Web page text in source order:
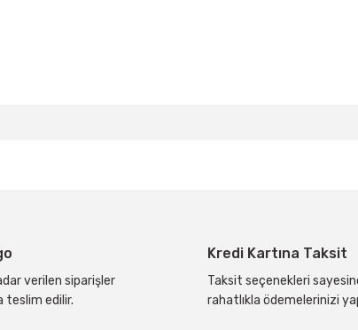
daha pahalı.
olmalı.
verilen siparişler
teslim edilir.
Kredi Kartına Taksit
Taksit seçenekleri
rahatlıkla ödemelerinizi